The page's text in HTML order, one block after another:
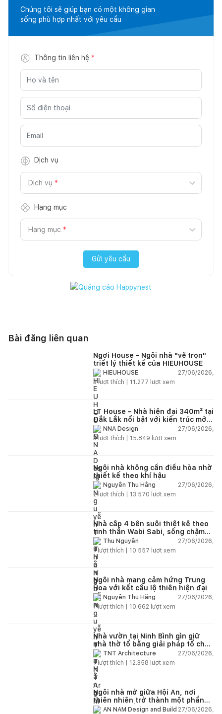
Chúng tôi sẽ giúp bạn có một không gian
sống phù hợp nhất với yêu cầu
Thông tin liên hệ *
Dịch vụ
Dịch vụ *
Hạng mục
Hạng mục *
Gửi yêu cầu
Bài đăng liên quan
Ngơi House - Ngôi nhà "vẽ trọn"
triết lý thiết kế của HIEUHOUSE
HIEUHOUSE
27/06/2026,
3lượt thích | 11.277 lượt xem
LT House – Nhà hiện đại 340m² tại
Đắk Lắk nổi bật với kiến trúc mở
và hệ sân vườn kết nối thiên
nhiên
NNA Design
27/06/2026,
3lượt thích | 15.849 lượt xem
Ngôi nhà không cần điều hòa nhờ
thiết kế theo khí hậu
Nguyễn Thu Hằng
27/06/2026,
2lượt thích | 13.570 lượt xem
Nhà cấp 4 bên suối thiết kế theo
tinh thần Wabi Sabi, sống chậm
giữa thiên nhiên
Thu Nguyễn
27/06/2026,
1lượt thích | 10.557 lượt xem
Ngôi nhà mang cảm hứng Trung
Hoa với kết cấu lộ thiên hiện đại
Nguyễn Thu Hằng
27/06/2026,
1lượt thích | 10.662 lượt xem
Nhà vườn tại Ninh Bình gìn giữ
nhà thờ tổ bằng giải pháp tổ chức
lại không gian
TNT Architecture
27/06/2026,
1lượt thích | 12.358 lượt xem
Ngôi nhà mở giữa Hội An, nơi
thiên nhiên trở thành một phần
của cuộc sống
AN NAM Design and Build 27/06/2026,